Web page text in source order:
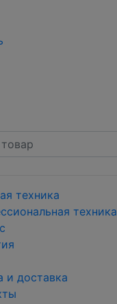
техника
техника
и доставка